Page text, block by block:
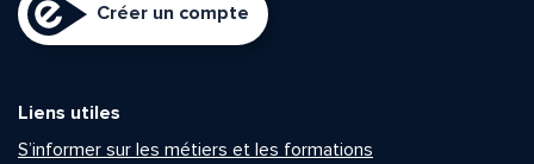
Créer un compte
Liens utiles
S’informer sur les métiers et les formations